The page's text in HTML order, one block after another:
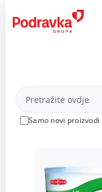
content
Samo novi proizvodi